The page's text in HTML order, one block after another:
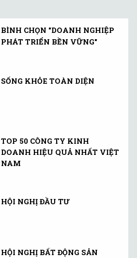
BÌNH CHỌN "DOANH NGHIỆP
PHÁT TRIỂN BỀN VỮNG"
SỐNG KHỎE TOÀN DIỆN
TOP 50 CÔNG TY KINH
DOANH HIỆU QUẢ NHẤT VIỆT
NAM
HỘI NGHỊ ĐẦU TƯ
HỘI NGHỊ BẤT ĐỘNG SẢN